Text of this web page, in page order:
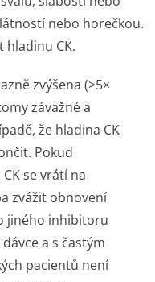
nebo horečkou.
CK.
zvýšena (>5×
závažné a
že hladina CK
Pokud
se vrátí na
zvážit obnovení
jiného inhibitoru
a s častým
pacientů není